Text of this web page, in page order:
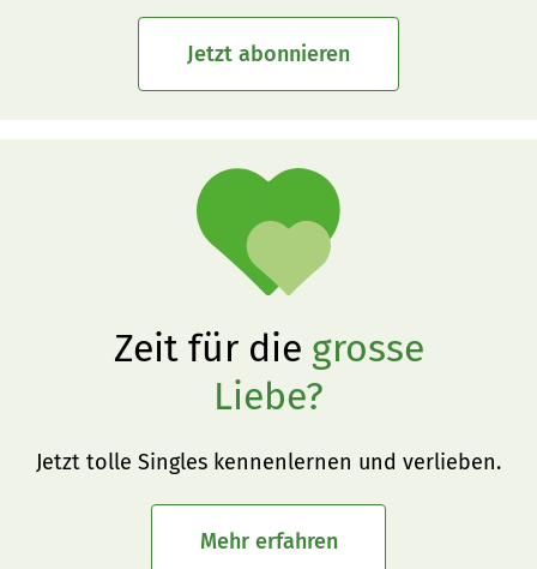
Jetzt abonnieren
Zeit für die grosse
Liebe?
Jetzt tolle Singles kennenlernen und verlieben.
Mehr erfahren